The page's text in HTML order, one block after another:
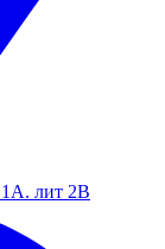
лит 2В